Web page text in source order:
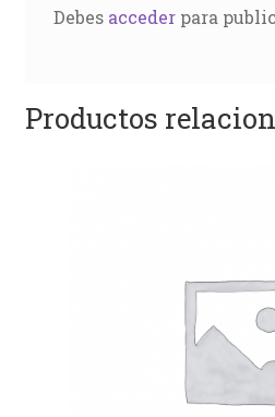
Debes accederpara
Productos